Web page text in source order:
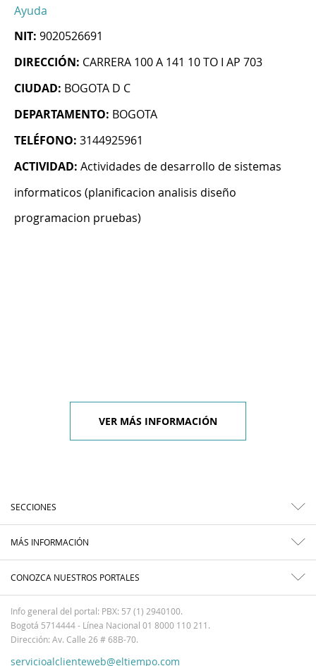
Ayuda
NIT: 9020526691
DIRECCIÓN: CARRERA 100 A 141 10 TO I AP 703
CIUDAD: BOGOTA D C
DEPARTAMENTO: BOGOTA
TELÉFONO: 3144925961
ACTIVIDAD: Actividades de desarrollo de sistemas
informaticos (planificacion analisis diseño
programacion pruebas)
VER MÁS INFORMACIÓN
SECCIONES
MÁS INFORMACIÓN
CONOZCA NUESTROS PORTALES
Info general del portal: PBX: 57 (1) 2940100.
Bogotá 5714444 - Línea Nacional 01 8000 110 211.
Dirección: Av. Calle 26 # 68B-70.
servicioalclienteweb@eltiempo.com